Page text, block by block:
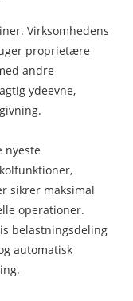
Virksomhedens
proprietære
andre
ydeevne,
nyeste
sikrer maksimal
operationer.
belastningsdeling
automatisk